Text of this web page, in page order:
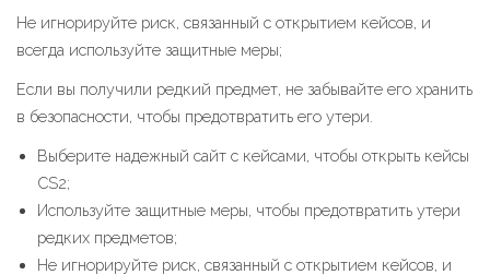
Не игнорируйте риск, связанный с открытием кейсов, и
всегда используйте защитные меры;
Если вы получили редкий предмет, не забывайте его хранить
в безопасности, чтобы предотвратить его утери.
Выберите надежный сайт с кейсами, чтобы открыть кейсы
CS2;
Используйте защитные меры, чтобы предотвратить утери
редких предметов;
Не игнорируйте риск, связанный с открытием кейсов, и